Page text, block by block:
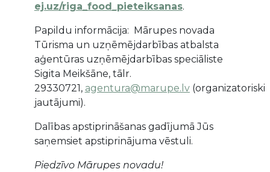
ej.uz/riga_food_pieteiksanas.
Papildu informācija: Mārupes novada
Tūrisma un uzņēmējdarbības atbalsta
aģentūras uzņēmējdarbības speciāliste
Sigita Meikšāne, tālr.
29330721, agentura@marupe.lv(organizatoriski
jautājumi).
Dalības apstiprināšanas gadījumā Jūs
saņemsiet apstiprinājuma vēstuli.
Piedzīvo Mārupes novadu!